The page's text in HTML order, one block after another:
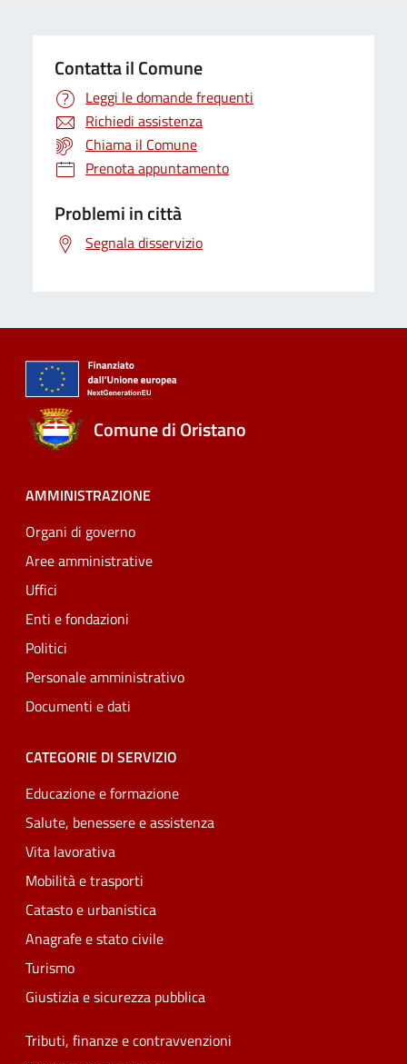
Contatta il Comune
Leggi le domande frequenti
Richiedi assistenza
Chiama il Comune
Prenota appuntamento
Problemi in città
Segnala disservizio
Comune di Oristano
AMMINISTRAZIONE
Organi di governo
Aree amministrative
Uffici
Enti e fondazioni
Politici
Personale amministrativo
Documenti e dati
CATEGORIE DI SERVIZIO
Educazione e formazione
Salute, benessere e assistenza
Vita lavorativa
Mobilità e trasporti
Catasto e urbanistica
Anagrafe e stato civile
Turismo
Giustizia e sicurezza pubblica
Tributi, finanze e contravvenzioni